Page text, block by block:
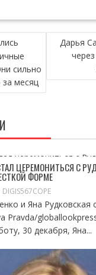
сильно
за месяц
Дарья
ЦЕРЕМОНИТЬСЯ С
ФОРМЕ
DIGIS567COPE
и Яна Рудковская
Pravda/
30 декабря, Яна...